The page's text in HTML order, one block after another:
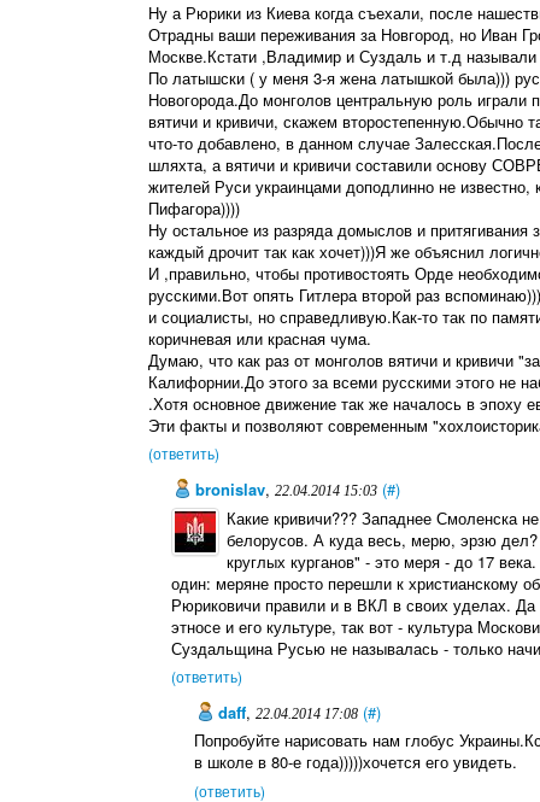
Ну а Рюрики из Киева когда съехали, после
Отрадны ваши переживания за Новгород, но Иван
Москве.Кстати ,Владимир и Суздаль и т.д
По латышски ( у меня 3-я жена латышкой была)))
Новогорода.До монголов центральную роль
вятичи и кривичи, скажем второстепенную.Обычно
что-то добавлено, в данном случае
шляхта, а вятичи и кривичи составили основу
жителей Руси украинцами доподлинно не
Пифагора))))
Ну остальное из разряда домыслов и
каждый дрочит так как хочет)))Я же объяснил
И ,правильно, чтобы противостоять Орде
русскими.Вот опять Гитлера второй раз
и социалисты, но справедливую.Как-то так по
коричневая или красная чума.
Думаю, что как раз от монголов вятичи и кривичи
Калифорнии.До этого за всеми русскими этого не
.Хотя основное движение так же началось в эпоху
Эти факты и позволяют современным
(ответить)
bronislav,22.04.2014 15:03 (#)
Какие кривичи??? Западнее Смоленска
белорусов. А куда весь, мерю, эрзю
круглых курганов" - это меря - до 17
один: меряне просто перешли к христианскому
Рюриковичи правили и в ВКЛ в своих уделах.
этносе и его культуре, так вот - культура
Суздальщина Русью не называлась - только
(ответить)
daff,22.04.2014 17:08 (#)
Попробуйте нарисовать нам глобус
в школе в 80-е года)))))хочется его увидеть.
(ответить)